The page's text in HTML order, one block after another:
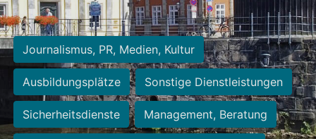
Journalismus, PR, Medien, Kultur
Ausbildungsplätze Sonstige Dienstleistungen
Sicherheitsdienste Management, Beratung